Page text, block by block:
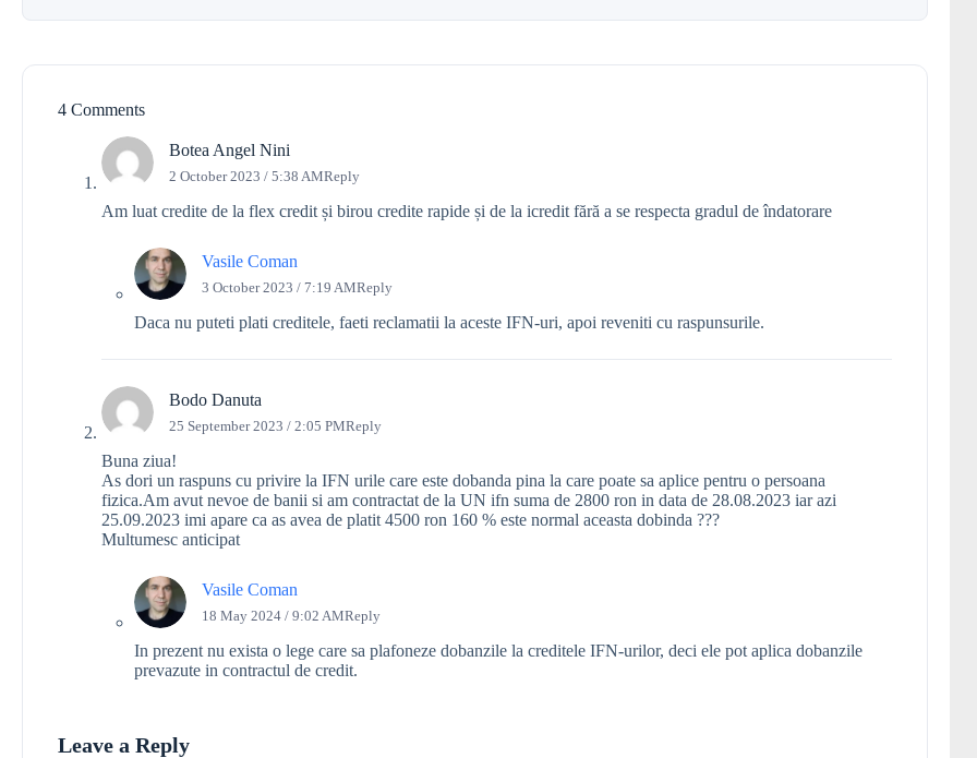
4 Comments
Botea Angel Nini
2 October 2023 / 5:38 AMReply
Am luat credite de la flex credit și birou credite rapide și de la icredit fără a se respecta gradul de îndatorare
Vasile Coman
3 October 2023 / 7:19 AMReply
Daca nu puteti plati creditele, faeti reclamatii la aceste IFN-uri, apoi reveniti cu raspunsurile.
Bodo Danuta
25 September 2023 / 2:05 PMReply
Buna ziua!
As dori un raspuns cu privire la IFN urile care este dobanda pina la care poate sa aplice pentru o persoana
fizica.Am avut nevoe de banii si am contractat de la UN ifn suma de 2800 ron in data de 28.08.2023 iar azi
25.09.2023 imi apare ca as avea de platit 4500 ron 160 % este normal aceasta dobinda ???
Multumesc anticipat
Vasile Coman
18 May 2024 / 9:02 AMReply
In prezent nu exista o lege care sa plafoneze dobanzile la creditele IFN-urilor, deci ele pot aplica dobanzile
prevazute in contractul de credit.
Leave a Reply